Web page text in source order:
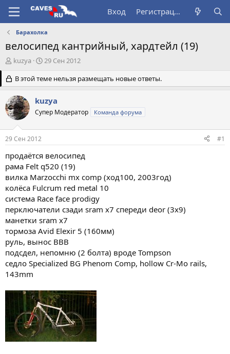
Вход Регистрация
Барахолка
велосипед кантрийный, хардтейл (19)
А
т
о
р
т
е
м
kuzya
Д
т
а
а
ч
а
29 Сен 2012
В этой теме нельзя размещать новые ответы.
kuzya
Супер Модератор Команда форума
29 Сен 2012 #1
продаётся велосипед
рама Felt q520 (19)
вилка Marzocchi mx comp (ход100, 2003год)
колёса Fulcrum red metal 10
система Race face prodigy
перключатели сзади sram x7 спереди deor (3х9)
манетки sram x7
тормоза Avid Elexir 5 (160мм)
руль, вынос BBB
подсдел, непомню (2 болта) вроде Tompson
седло Specialized BG Phenom Comp, hollow Cr-Mo rails,
143mm